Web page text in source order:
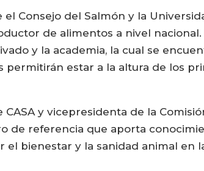
Consejo del Salmón y la
de alimentos a nivel
y la academia, la cual se
permitirán estar a la altura de los
y vicepresidenta de la
de referencia que aporta
bienestar y la sanidad animal en